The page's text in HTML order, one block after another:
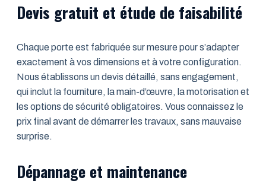
Devis gratuit et étude de faisabilité
Chaque porte est fabriquée sur mesure pour s’adapter
exactement à vos dimensions et à votre configuration.
Nous établissons un devis détaillé, sans engagement,
qui inclut la fourniture, la main-d’œuvre, la motorisation et
les options de sécurité obligatoires. Vous connaissez le
prix final avant de démarrer les travaux, sans mauvaise
surprise.
Dépannage et maintenance